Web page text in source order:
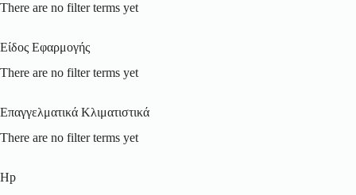
There are no filter terms yet
Είδος Εφαρμογής
There are no filter terms yet
Επαγγελματικά Κλιματιστικά
There are no filter terms yet
Hp